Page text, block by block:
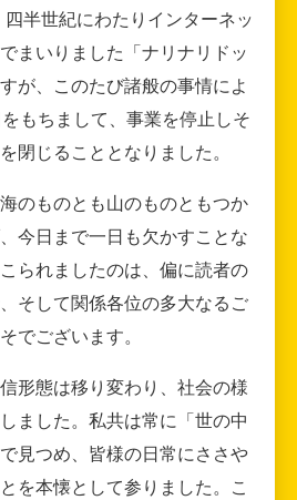
半世紀にわたりインターネッ
まいりました「ナリナリドッ
が、このたび諸般の事情によ
もちまして、事業を停止しそ
閉じることとなりました。
のものとも山のものともつか
今日まで一日も欠かすことな
られましたのは、偏に読者の
そして関係各位の多大なるご
でございます。
形態は移り変わり、社会の様
ました。私共は常に「世の中
見つめ、皆様の日常にささや
を本懐として参りました。こ